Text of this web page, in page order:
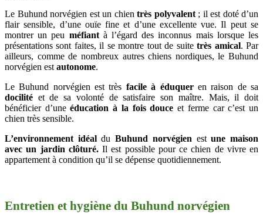
Le Buhund norvégien est un chien très polyvalent; il est doté d’un
flair sensible, d’une ouïe fine et d’une excellente vue. Il peut se
montrer un peu méfiantà l’égard des inconnus mais lorsque les
présentations sont faites, il se montre tout de suitetrès amical. Par
ailleurs, comme de nombreux autres chiens nordiques, le Buhund
norvégien est autonome.
Le Buhund norvégien est très facile à éduqueren raison de sa
docilité et de sa volonté de satisfaire son maître. Mais, il doit
bénéficier d’uneéducation à la fois douce et ferme car c’est un
chien très sensible.
L’environnement idéalduBuhund norvégien estune maison
avec un jardin clôturé. Il est possible pour ce chien de vivre en
appartement à condition qu’il se dépense quotidiennement.
Entretien et hygiène du Buhund norvégien